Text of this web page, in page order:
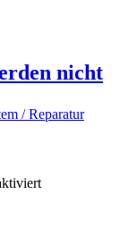
nicht
/ Reparatur